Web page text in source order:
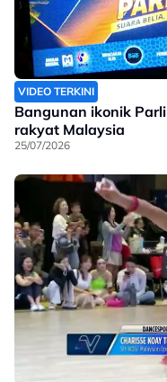
VIDEO TERKINI
Bangunan ikonik
rakyat Malaysia
25/07/2026